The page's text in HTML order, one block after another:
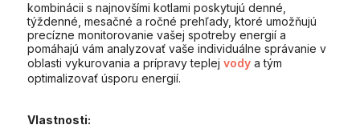
kombinácii s najnovšími kotlami poskytujú denné,
týždenné, mesačné a ročné prehľady, ktoré umožňujú
precízne monitorovanie vašej spotreby energií a
pomáhajú vám analyzovať vaše individuálne správanie v
oblasti vykurovania a prípravy teplej vody a tým
optimalizovať úsporu energií.
Vlastnosti: